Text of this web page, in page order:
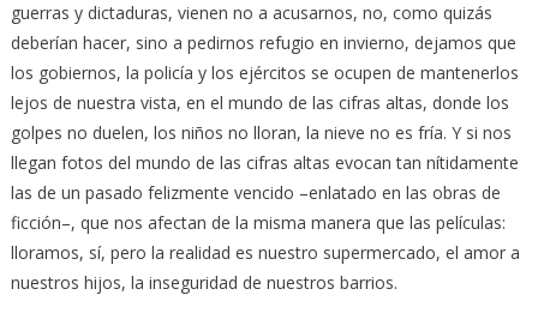
guerras y dictaduras, vienen no a acusarnos, no, como quizás
deberían hacer, sino a pedirnos refugio en invierno, dejamos que
los gobiernos, la policía y los ejércitos se ocupen de mantenerlos
lejos de nuestra vista, en el mundo de las cifras altas, donde los
golpes no duelen, los niños no lloran, la nieve no es fría. Y si nos
llegan fotos del mundo de las cifras altas evocan tan nítidamente
las de un pasado felizmente vencido –enlatado en las obras de
ficción–, que nos afectan de la misma manera que las películas:
lloramos, sí, pero la realidad es nuestro supermercado, el amor a
nuestros hijos, la inseguridad de nuestros barrios.